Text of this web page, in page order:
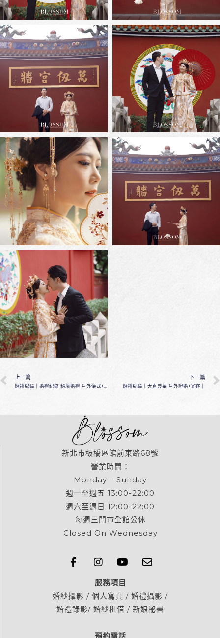
上一篇 下一篇
婚禮紀錄｜大直典華 戶外證婚+宴客｜
新北市板橋區館前東路68號
營業時間：
Monday – Sunday
週一至週五 13:00-22:00
週六至週日 12:00-22:00
每週三門市全館公休
Closed On Wednesday
服務項目
婚紗攝影 / 個人寫真 / 婚禮攝影 /
婚禮錄影/ 婚紗租借 / 新娘秘書
預約電話